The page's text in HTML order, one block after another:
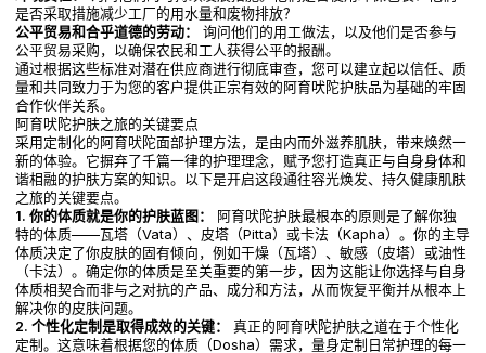
是否采取措施减少工厂的用水量和废物排放？
公平贸易和合乎道德的劳动：
询问他们的用工做法，以及他们是否参与
公平贸易采购，以确保农民和工人获得公平的报酬。
通过根据这些标准对潜在供应商进行彻底审查，您可以建立起以信任、质
量和共同致力于为您的客户提供正宗有效的阿育吠陀护肤品为基础的牢固
合作伙伴关系。
阿育吠陀护肤之旅的关键要点
采用定制化的阿育吠陀面部护理方法，是由内而外滋养肌肤，带来焕然一
新的体验。它摒弃了千篇一律的护理理念，赋予您打造真正与自身身体和
谐相融的护肤方案的知识。以下是开启这段通往容光焕发、持久健康肌肤
之旅的关键要点。
1. 你的体质就是你的护肤蓝图：
阿育吠陀护肤最根本的原则是了解你独
特的体质——瓦塔（Vata）、皮塔（Pitta）或卡法（Kapha）。你的主导
体质决定了你皮肤的固有倾向，例如干燥（瓦塔）、敏感（皮塔）或油性
（卡法）。确定你的体质是至关重要的第一步，因为这能让你选择与自身
体质相契合而非与之对抗的产品、成分和方法，从而恢复平衡并从根本上
解决你的皮肤问题。
2. 个性化定制是取得成效的关键：
真正的阿育吠陀护肤之道在于个性化
定制。这意味着根据您的体质（Dosha）需求，量身定制日常护理的每一